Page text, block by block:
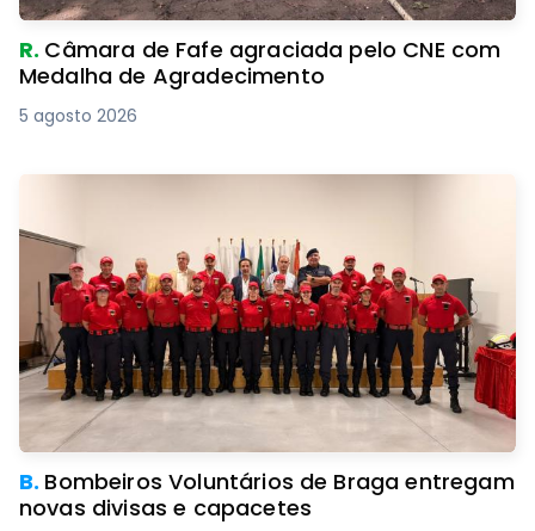
R. Câmara de Fafe agraciada pelo CNE com
Medalha de Agradecimento
5 agosto 2026
B. Bombeiros Voluntários de Braga entregam
novas divisas e capacetes